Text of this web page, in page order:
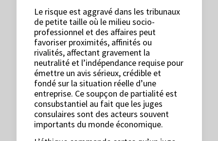
Le risque est aggravé dans les tribunaux
de petite taille où le milieu socio-
professionnel et des affaires peut
favoriser proximités, affinités ou
rivalités, affectant gravement la
neutralité et l’indépendance requise pour
émettre un avis sérieux, crédible et
fondé sur la situation réelle d’une
entreprise. Ce soupçon de partialité est
consubstantiel au fait que les juges
consulaires sont des acteurs souvent
importants du monde économique.